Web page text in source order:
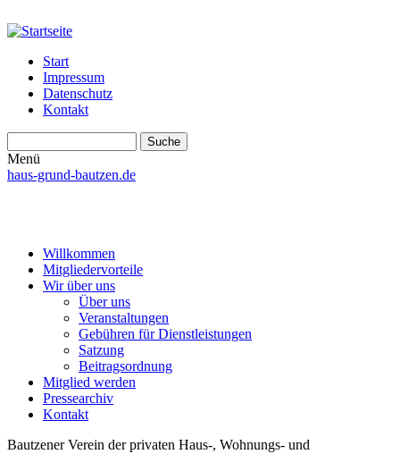
Start
Impressum
Datenschutz
Kontakt
Suchformular
Menü
haus-grund-bautzen.de
Willkommen
Mitgliedervorteile
Wir über uns
Über uns
Veranstaltungen
Gebühren für Dienstleistungen
Satzung
Beitragsordnung
Mitglied werden
Pressearchiv
Kontakt
Bautzener Verein der privaten Haus-, Wohnungs- und